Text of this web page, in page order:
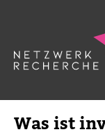
Was ist